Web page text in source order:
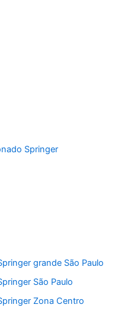
Springer
grande São Paulo
São Paulo
Zona Centro